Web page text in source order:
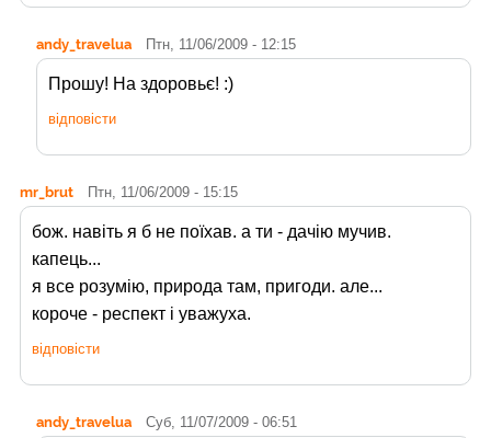
andy_travelua Птн, 11/06/2009 - 12:15
Прошу! На здоровьє! :)
відповісти
mr_brut Птн, 11/06/2009 - 15:15
бож. навіть я б не поїхав. а ти - дачію мучив.
капець...
я все розумію, природа там, пригоди. але...
короче - респект і уважуха.
відповісти
andy_travelua Суб, 11/07/2009 - 06:51